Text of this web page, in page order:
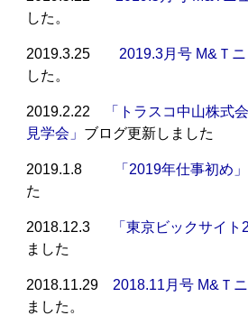
した。
2019.3.252019.3月号 M&Ｔ
した。
2019.2.22
「トラスコ中山株式
見学会」 ブログ更新しました
2019.1.8 「2019年仕事初め」
た
2018.12.3 「東京ビックサイト
ました
2018.11.292018.11月号 M&Ｔ
ました。